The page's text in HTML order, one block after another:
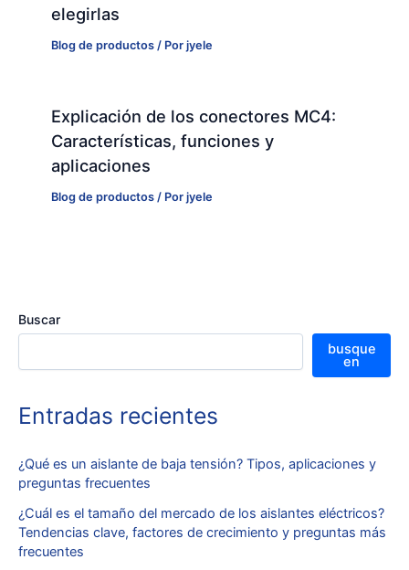
elegirlas
Blog de productos / Porjyele
Explicación de los conectores MC4:
Características, funciones y
aplicaciones
Blog de productos / Porjyele
Buscar
busque
en
Entradas recientes
¿Qué es un aislante de baja tensión? Tipos, aplicaciones y
preguntas frecuentes
¿Cuál es el tamaño del mercado de los aislantes eléctricos?
Tendencias clave, factores de crecimiento y preguntas más
frecuentes